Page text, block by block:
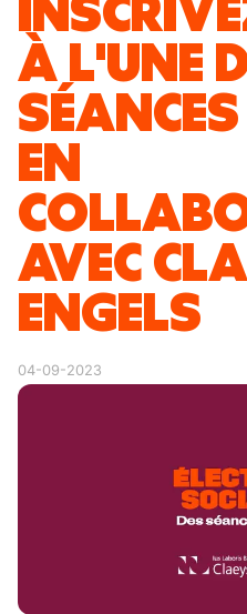
À L'UNE
EN
AVEC
ENGELS
04-09-2023